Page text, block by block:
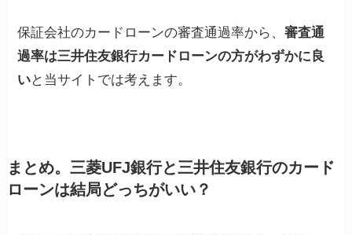
保証会社のカードローンの審査通過率から、審査通
過率は三井住友銀行カードローンの方がわずかに良
いと当サイトでは考えます。
まとめ。三菱UFJ銀行と三井住友銀行のカード
ローンは結局どっちがいい？